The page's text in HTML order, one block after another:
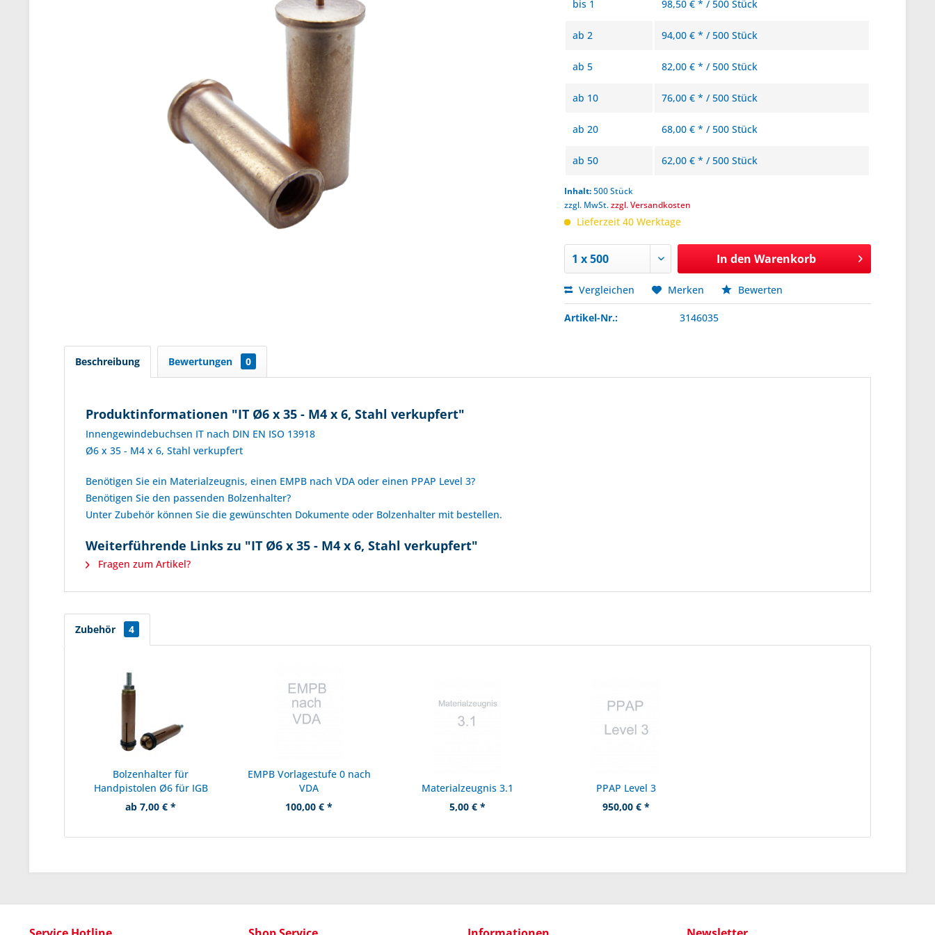
bis 1 98,50 € * / 500 Stück
ab2 94,00 € * / 500 Stück
ab5 82,00 € * / 500 Stück
ab 10 76,00 € * / 500 Stück
ab20 68,00 € * / 500 Stück
ab50 62,00 € * / 500 Stück
Inhalt:500 Stück
zzgl. MwSt.zzgl. Versandkosten
Lieferzeit 40 Werktage
In den Warenkorb
Vergleichen Merken Bewerten
Artikel-Nr.: 3146035
Beschreibung Bewertungen 0
Produktinformationen "IT Ø6 x 35 - M4 x 6, Stahl verkupfert"
Innengewindebuchsen IT nach DIN EN ISO 13918
Ø6 x 35 - M4 x 6, Stahl verkupfert
Benötigen Sie ein Materialzeugnis, einen EMPB nach VDA oder einen PPAP Level 3?
Benötigen Sie den passenden Bolzenhalter?
Unter Zubehör können Sie die gewünschten Dokumente oder Bolzenhalter mit bestellen.
Weiterführende Links zu "IT Ø6 x 35 - M4 x 6, Stahl verkupfert"
Fragen zum Artikel?
Zubehör 4
Bolzenhalter für
Handpistolen Ø6 für IGB
ab 7,00 € *
EMPB Vorlagestufe 0 nach
VDA
100,00 € *
Materialzeugnis 3.1
5,00 € *
PPAP Level 3
950,00 € *